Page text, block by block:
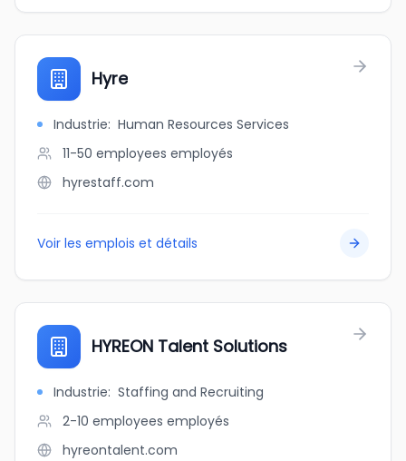
Hyre
Industrie: Human Resources Services
11-50 employees employés
hyrestaff.com
Voir les emplois et détails
HYREON Talent Solutions
Industrie: Staffing and Recruiting
2-10 employees employés
hyreontalent.com